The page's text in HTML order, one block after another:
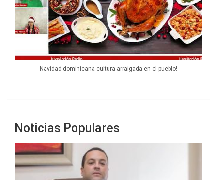
Navidad dominicana cultura arraigada en el pueblo!
Noticias Populares